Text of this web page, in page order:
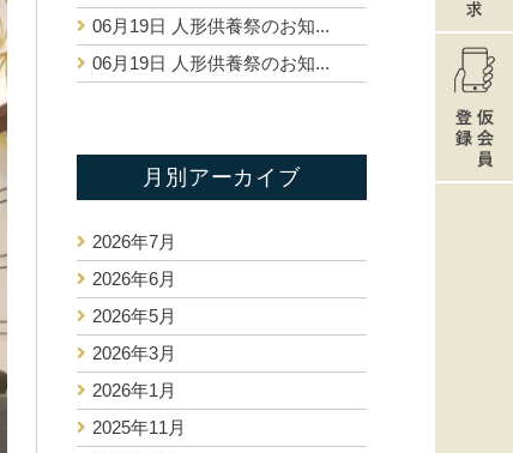
06月19日 人形供養祭のお知...
06月19日 人形供養祭のお知...
月別アーカイブ
2026年7月
2026年6月
2026年5月
2026年3月
2026年1月
2025年11月